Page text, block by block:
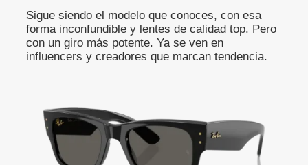
Sigue siendo el modelo que conoces, con esa
forma inconfundible y lentes de calidad top. Pero
con un giro más potente. Ya se ven en
influencers y creadores que marcan tendencia.